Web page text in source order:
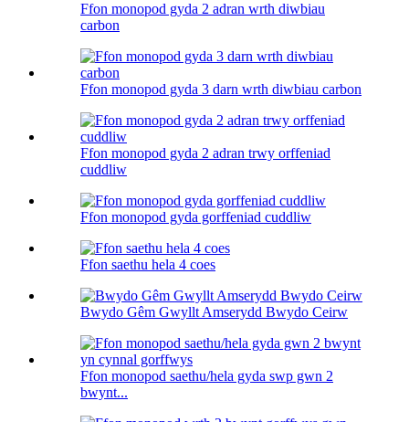
Ffon monopod gyda 2 adran wrth diwbiau
carbon
Ffon monopod gyda 3 darn wrth diwbiau carbon
Ffon monopod gyda 2 adran trwy orffeniad
cuddliw
Ffon monopod gyda gorffeniad cuddliw
Ffon saethu hela 4 coes
Bwydo Gêm Gwyllt Amserydd Bwydo Ceirw
Ffon monopod saethu/hela gyda swp gwn 2
bwynt...